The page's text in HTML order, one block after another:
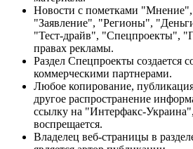
Новости с пометками
"Заявление", "Регионы",
"Тест-драйв", "Спецпроекты",
правах рекламы.
Раздел Спецпроекты создается
коммерческими партнерами.
Любое копирование,
другое распространение
ссылку на "Интерфакс-
воспрещается.
Владелец веб-страницы в